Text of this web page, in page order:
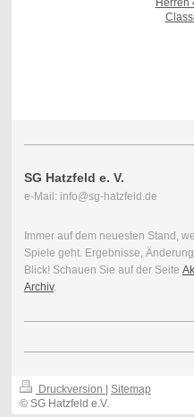
SG Hatzfeld e. V.
e-Mail: info@sg-hatzfeld.de
Immer auf dem neuesten Stand,
Spiele geht. Ergebnisse,
Blick! Schauen Sie auf der Seite
Archiv.
Druckversion | Sitemap
© SG Hatzfeld e.V.